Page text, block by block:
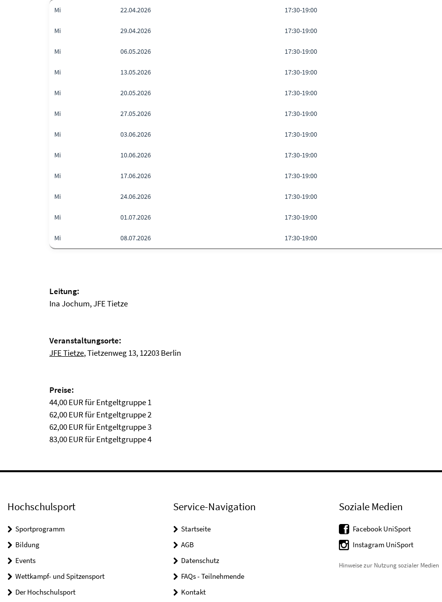
Mi 22.04.2026 17:30-19:00
Mi 29.04.2026 17:30-19:00
Mi 06.05.2026 17:30-19:00
Mi 13.05.2026 17:30-19:00
Mi 20.05.2026 17:30-19:00
Mi 27.05.2026 17:30-19:00
Mi 03.06.2026 17:30-19:00
Mi 10.06.2026 17:30-19:00
Mi 17.06.2026 17:30-19:00
Mi 24.06.2026 17:30-19:00
Mi 01.07.2026 17:30-19:00
Mi 08.07.2026 17:30-19:00
Leitung:
Ina Jochum, JFE Tietze
Veranstaltungsorte:
JFE Tietze, Tietzenweg 13, 12203 Berlin
Preise:
44,00 EUR für Entgeltgruppe 1
62,00 EUR für Entgeltgruppe 2
62,00 EUR für Entgeltgruppe 3
83,00 EUR für Entgeltgruppe 4
Hochschulsport
Sportprogramm
Bildung
Events
Wettkampf- und Spitzensport
Der Hochschulsport
Service-Navigation
Startseite
AGB
Datenschutz
FAQs - Teilnehmende
Kontakt
Soziale Medien
Facebook UniSport
Instagram UniSport
Hinweise zur Nutzung sozialer Medien